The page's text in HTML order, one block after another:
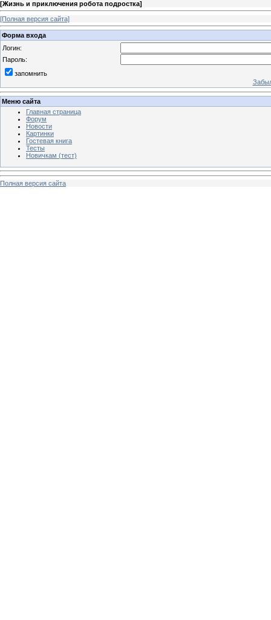
[Жизнь и приключения робота подростка]
[Полная версия сайта]
Форма входа
Логин:
Пароль:
запомнить
Меню сайта
Главная страница
Форум
Новости
Картинки
Гостевая книга
Тесты
Новичкам (тест)
Полная версия сайта